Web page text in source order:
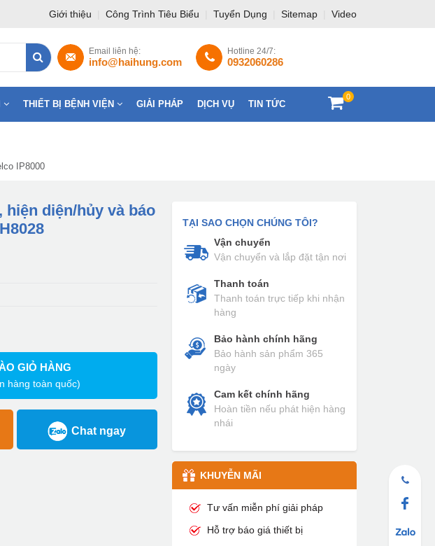
Giới thiệu Công Trình Tiêu Biểu Tuyển Dụng Sitemap Video
Hotline 24/7:
0932060286
Email liên hệ:
info@haihung.com
0
THIẾT BỊ BỆNH VIỆN GIẢI PHÁP DỊCH VỤ TIN TỨC
IP8000
hiện diện/hủy và báo
GIỎ HÀNG
hàng toàn quốc)
Chat ngay
TẠI SAO CHỌN CHÚNG TÔI?
Vận chuyển
Vận chuyển và lắp đặt tận nơi
Thanh toán
Thanh toán trực tiếp khi nhận
hàng
Bảo hành chính hãng
Bảo hành sản phẩm 365
ngày
Cam kết chính hãng
Hoàn tiền nếu phát hiện hàng
nhái
KHUYỄN MÃI
Tư vấn miễn phí giải pháp
Hỗ trợ báo giá thiết bị